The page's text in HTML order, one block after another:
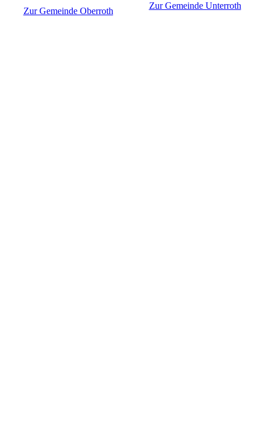
Zur Gemeinde Oberroth
Zur Gemeinde Unterroth